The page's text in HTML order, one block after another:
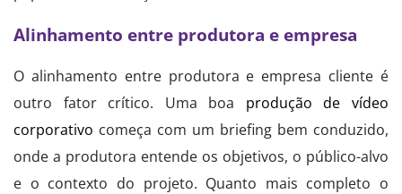
Alinhamento entre produtora e empresa
O alinhamento entre produtora e empresa cliente é
outro fator crítico. Uma boa produção de vídeo
corporativo começa com um briefing bem conduzido,
onde a produtora entende os objetivos, o público-alvo
e o contexto do projeto. Quanto mais completo o